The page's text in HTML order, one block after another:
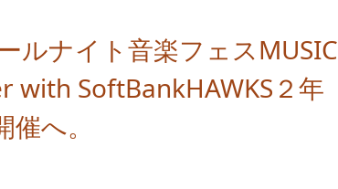
ルナイト音楽フェスMUSIC
with SoftBankHAWKS２年
へ。